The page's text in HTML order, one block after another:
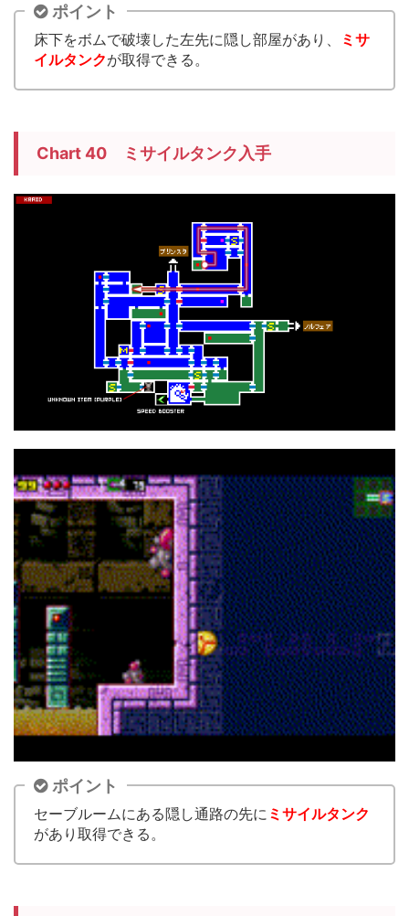
ポイント
床下をボムで破壊した左先に隠し部屋があり、
ミサ
イルタンクが取得できる。
Chart 40 ミサイルタンク入手
ポイント
セーブルームにある隠し通路の先に ミサイルタンク
があり取得できる。